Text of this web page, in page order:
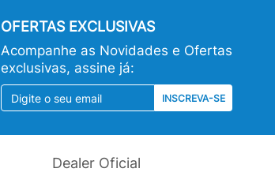
OFERTAS EXCLUSIVAS
Acompanhe as Novidades e Ofertas
exclusivas, assine já:
INSCREVA-SE
Dealer Oficial